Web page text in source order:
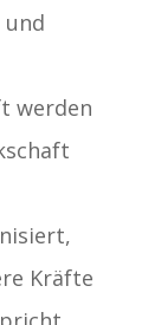
werden
Kräfte